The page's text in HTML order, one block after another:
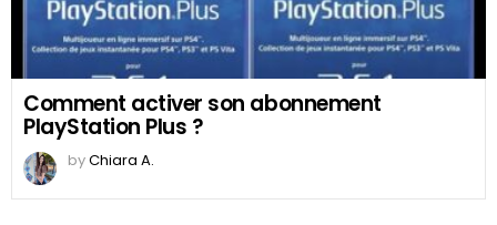
Comment activer son abonnement
PlayStation Plus ?
byChiara A.